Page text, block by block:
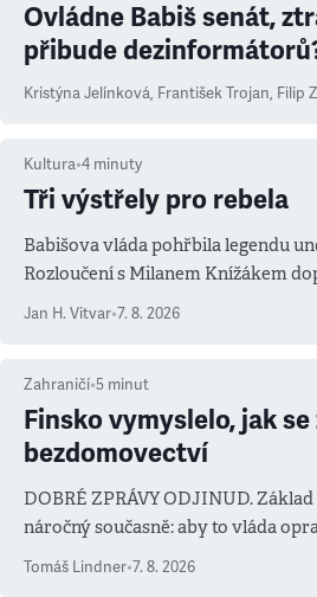
Ovládne Babiš senát,
přibude
Kristýna Jelínková, František Trojan, Filip
Kultura•4 minuty
Tři výstřely pro rebela
Babišova vláda pohřbila legendu
Rozloučení s Milanem Knížákem
salvy i kritika pokrokářů
Jan H. Vitvar•7. 8. 2026
Zahraničí•5 minut
Finsko vymyslelo, jak
bezdomovectví
DOBRÉ ZPRÁVY ODJINUD.
náročný současně: aby to vláda
prioritu
Tomáš Lindner•7. 8. 2026